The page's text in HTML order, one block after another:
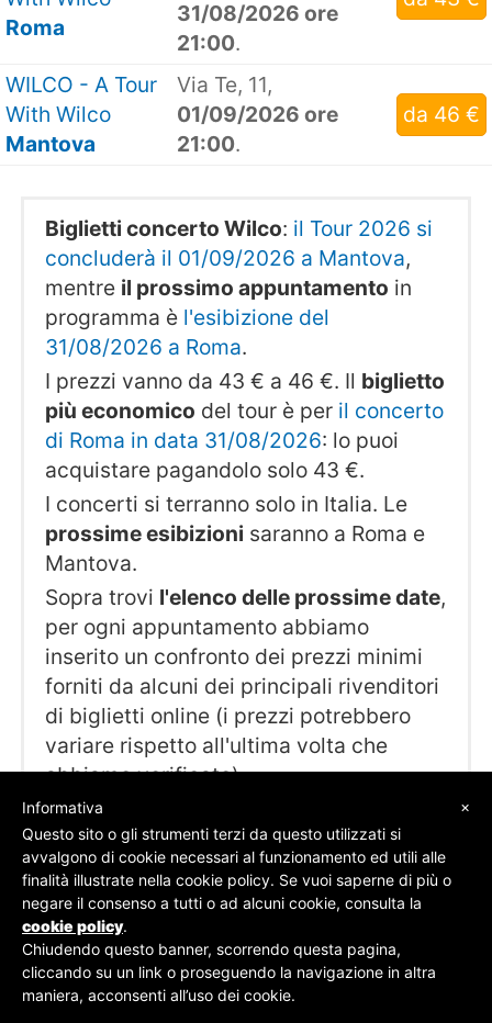
Roma
31/08/2026 ore
21:00.
WILCO - A Tour
With Wilco
Mantova
Via Te, 11,
01/09/2026 ore
21:00.
da 46 €
Biglietti concerto Wilco: il Tour 2026 si
concluderà il 01/09/2026 a Mantova,
mentre il prossimo appuntamento in
programma è l'esibizione del
31/08/2026 a Roma.
I prezzi vanno da 43 € a 46 €. Il biglietto
più economico del tour è per il concerto
di Roma in data 31/08/2026: lo puoi
acquistare pagandolo solo 43 €.
I concerti si terranno solo in Italia. Le
prossime esibizioni saranno a Roma e
Mantova.
Sopra trovi l'elenco delle prossime date,
per ogni appuntamento abbiamo
inserito un confronto dei prezzi minimi
forniti da alcuni dei principali rivenditori
di biglietti online (i prezzi potrebbero
variare rispetto all'ultima volta che
abbiamo verificato).
© SOS Biglietti - P.Iva 09162100961 -Chi Siamo
Contatti-Privacy Policy
×
Informativa
Questo sito o gli strumenti terzi da questo utilizzati si
avvalgono di cookie necessari al funzionamento ed utili alle
finalità illustrate nella cookie policy. Se vuoi saperne di più o
negare il consenso a tutti o ad alcuni cookie, consulta la
cookie policy.
Chiudendo questo banner, scorrendo questa pagina,
cliccando su un link o proseguendo la navigazione in altra
maniera, acconsenti all’uso dei cookie.